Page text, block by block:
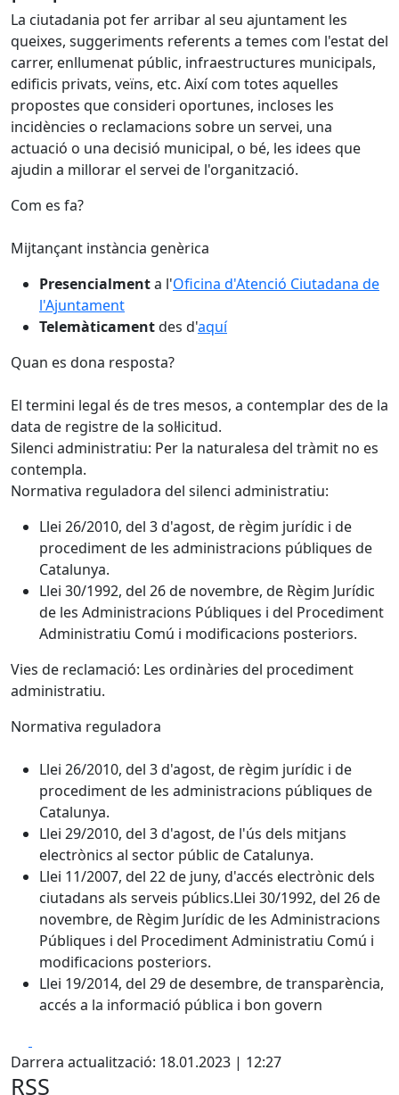
La ciutadania pot fer arribar al seu ajuntament les
queixes, suggeriments referents a temes com l'estat del
carrer, enllumenat públic, infraestructures municipals,
edificis privats, veïns, etc. Així com totes aquelles
propostes que consideri oportunes, incloses les
incidències o reclamacions sobre un servei, una
actuació o una decisió municipal, o bé, les idees que
ajudin a millorar el servei de l'organització.
Com es fa?
Mijtançant instància genèrica
Presencialmenta l'Oficina d'Atenció Ciutadana de
l'Ajuntament
Telemàticamentdes d'aquí
Quan es dona resposta?
El termini legal és de tres mesos, a contemplar des de la
data de registre de la sol·licitud.
Silenci administratiu: Per la naturalesa del tràmit no es
contempla.
Normativa reguladora del silenci administratiu:
Llei 26/2010, del 3 d'agost, de règim jurídic i de
procediment de les administracions públiques de
Catalunya.
Llei 30/1992, del 26 de novembre, de Règim Jurídic
de les Administracions Públiques i del Procediment
Administratiu Comú i modificacions posteriors.
Vies de reclamació: Les ordinàries del procediment
administratiu.
Normativa reguladora
Llei 26/2010, del 3 d'agost, de règim jurídic i de
procediment de les administracions públiques de
Catalunya.
Llei 29/2010, del 3 d'agost, de l'ús dels mitjans
electrònics al sector públic de Catalunya.
Llei 11/2007, del 22 de juny, d'accés electrònic dels
ciutadans als serveis públics.Llei 30/1992, del 26 de
novembre, de Règim Jurídic de les Administracions
Públiques i del Procediment Administratiu Comú i
modificacions posteriors.
Llei 19/2014, del 29 de desembre, de transparència,
accés a la informació pública i bon govern
Darrera actualització: 18.01.2023 | 12:27
RSS